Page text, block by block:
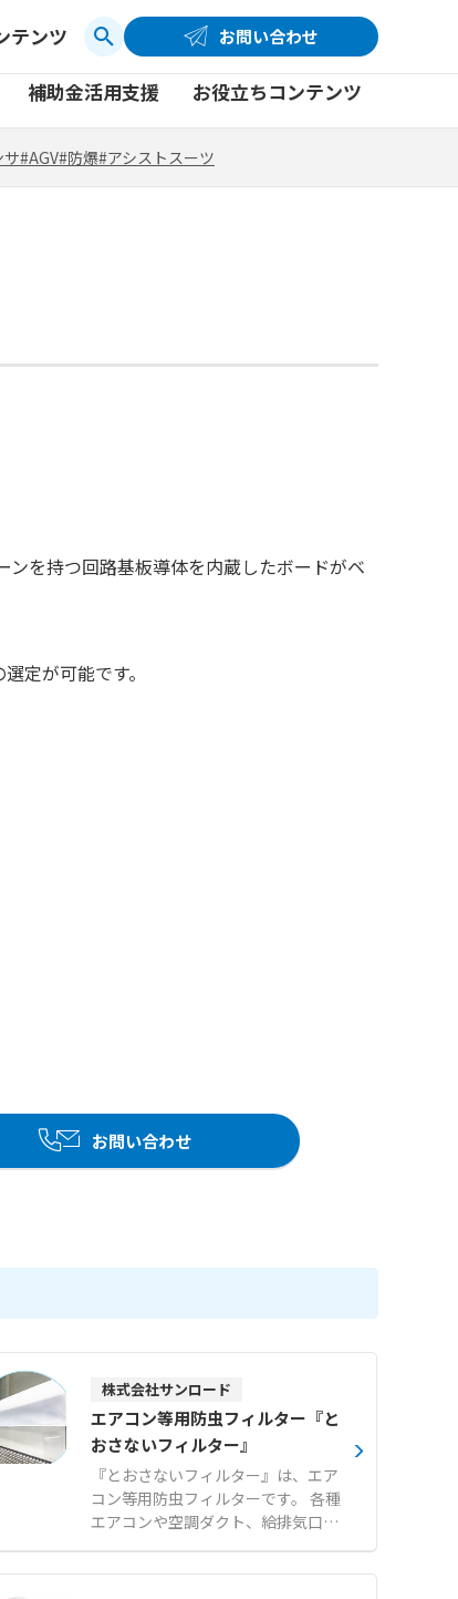
お問い合わせ
製品一覧
テンツ
社員ブログ
サ#AGV#防爆#アシストスーツ
レートサイト お問い合わせ
製品一覧
補助金活用支援 お役立ちコンテンツ
社員ブログ
#AGV#防爆#アシストスーツ
を持つ回路基板導体を内蔵したボードがベ
定が可能です。
お問い合わせ
株式会社サンロード
エアコン等用防虫フィルター『と
おさないフィルター』
『とおさないフィルター』は、エア
コン等用防虫フィルターです。 各種
エアコンや空調ダクト、給排気口な
どにマジックテープで簡単に取り付
けでき、ホコリやチリ、サビの飛散